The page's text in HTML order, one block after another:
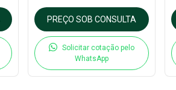
PREÇO SOB CONSULTA
Solicitar cotação pelo
WhatsApp